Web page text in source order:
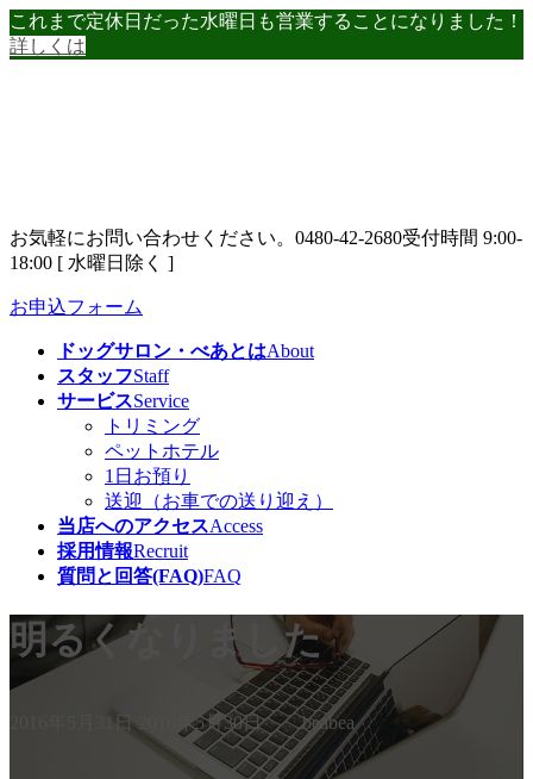
コ
ン
プ
ナ
ビ
動
これまで定休日だった水曜日も営業することになりました！
詳しくは
お気軽にお問い合わせください。 0480-42-2680受付時間 9:00-
18:00 [ 水曜日除く ]
お申込フォーム
ドッグサロン・べあとはAbout
スタッフStaff
サービスService
トリミング
ペットホテル
1日お預り
送迎（お車での送り迎え）
当店へのアクセスAccess
採用情報Recruit
質問と回答(FAQ)FAQ
明るくなりました
2016年5月31日終2016年5月30日 beabea